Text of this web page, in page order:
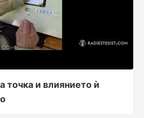
точка и влиянието ѝ